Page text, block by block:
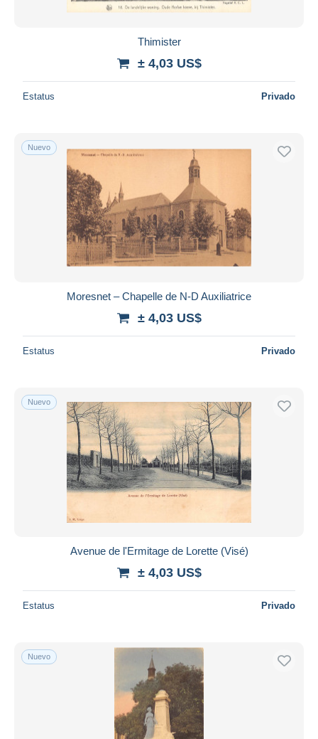
Thimister
± 4,03 US$
Estatus Privado
Nuevo
Moresnet – Chapelle de N-D Auxiliatrice
± 4,03 US$
Estatus Privado
Nuevo
Avenue de l'Ermitage de Lorette (Visé)
± 4,03 US$
Estatus Privado
Nuevo